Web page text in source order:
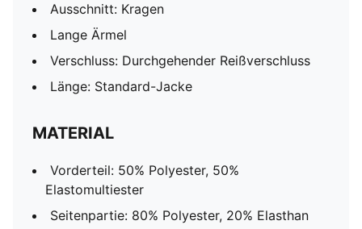
Ausschnitt: Kragen
Lange Ärmel
Verschluss: Durchgehender Reißverschluss
Länge: Standard-Jacke
MATERIAL
Vorderteil: 50% Polyester, 50%
Elastomultiester
Seitenpartie: 80% Polyester, 20% Elasthan